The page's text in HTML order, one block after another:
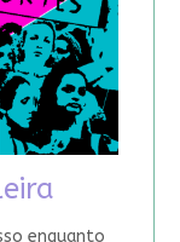
enquanto